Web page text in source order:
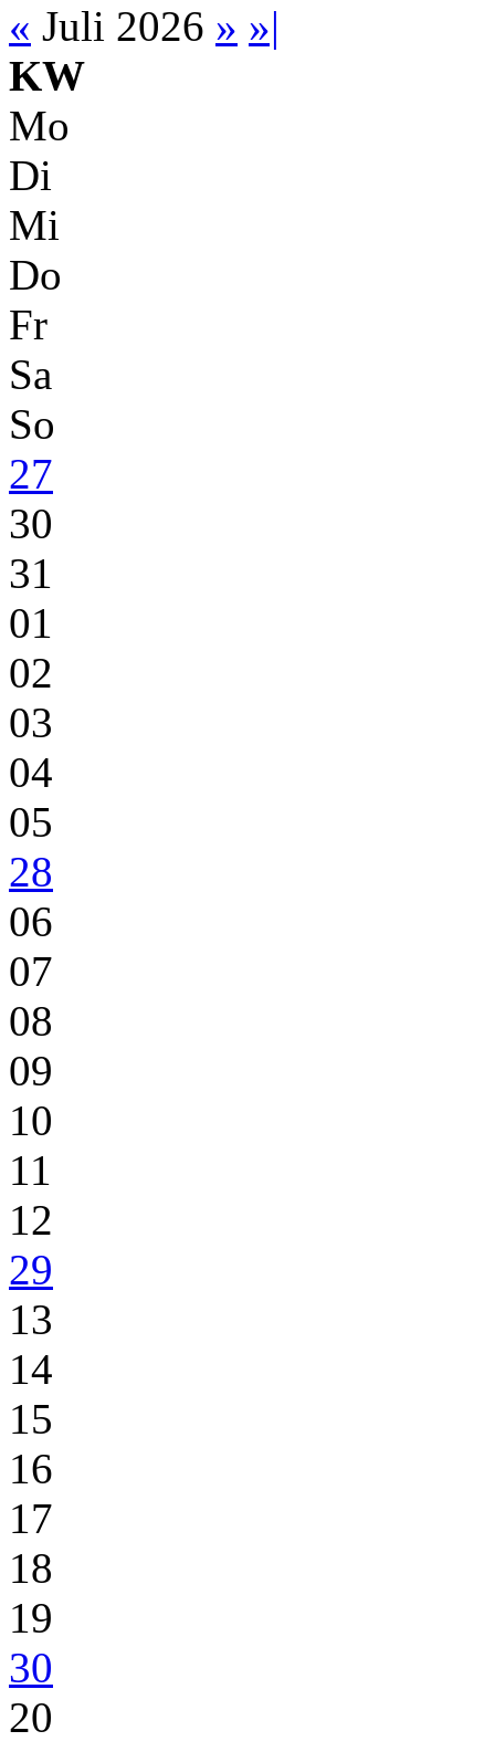
« Juli 2026 » »|
KW
Mo
Di
Mi
Do
Fr
Sa
So
27
30
31
01
02
03
04
05
28
06
07
08
09
10
11
12
29
13
14
15
16
17
18
19
30
20